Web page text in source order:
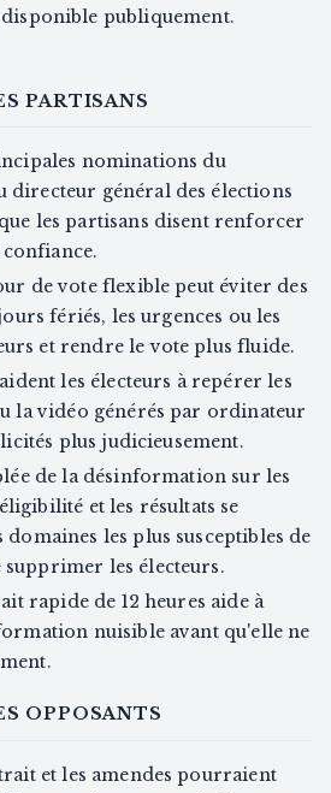
publiquement.
PARTISANS
nominations du
directeur général des élections
les partisans disent renforcer
de vote flexible peut éviter des
fériés, les urgences ou les
et rendre le vote plus fluide.
les électeurs à repérer les
la vidéo générés par ordinateur
plus judicieusement.
de la désinformation sur les
et les résultats se
les plus susceptibles de
les électeurs.
rapide de 12 heures aide à
nuisible avant qu'elle ne
OPPOSANTS
et les amendes pourraient